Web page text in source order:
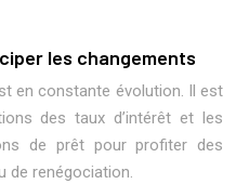
les changements
en constante évolution. Il est
des taux d’intérêt et les
de prêt pour profiter des
de renégociation.